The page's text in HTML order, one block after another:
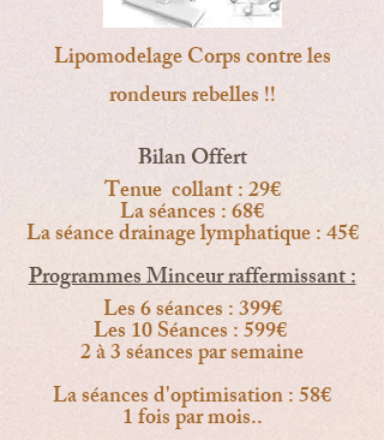
Lipomodelage Corps contre les
rondeurs rebelles !!
Bilan Offert
​Tenue collant : 29€
La séances : 68€
La séance drainage lymphatique : 45€
Programmes Minceur raffermissant :
Les 6 séances : 399€
Les 10 Séances : 599€
2 à 3 séances par semaine
La séances d'optimisation : 58€
1 fois par mois..